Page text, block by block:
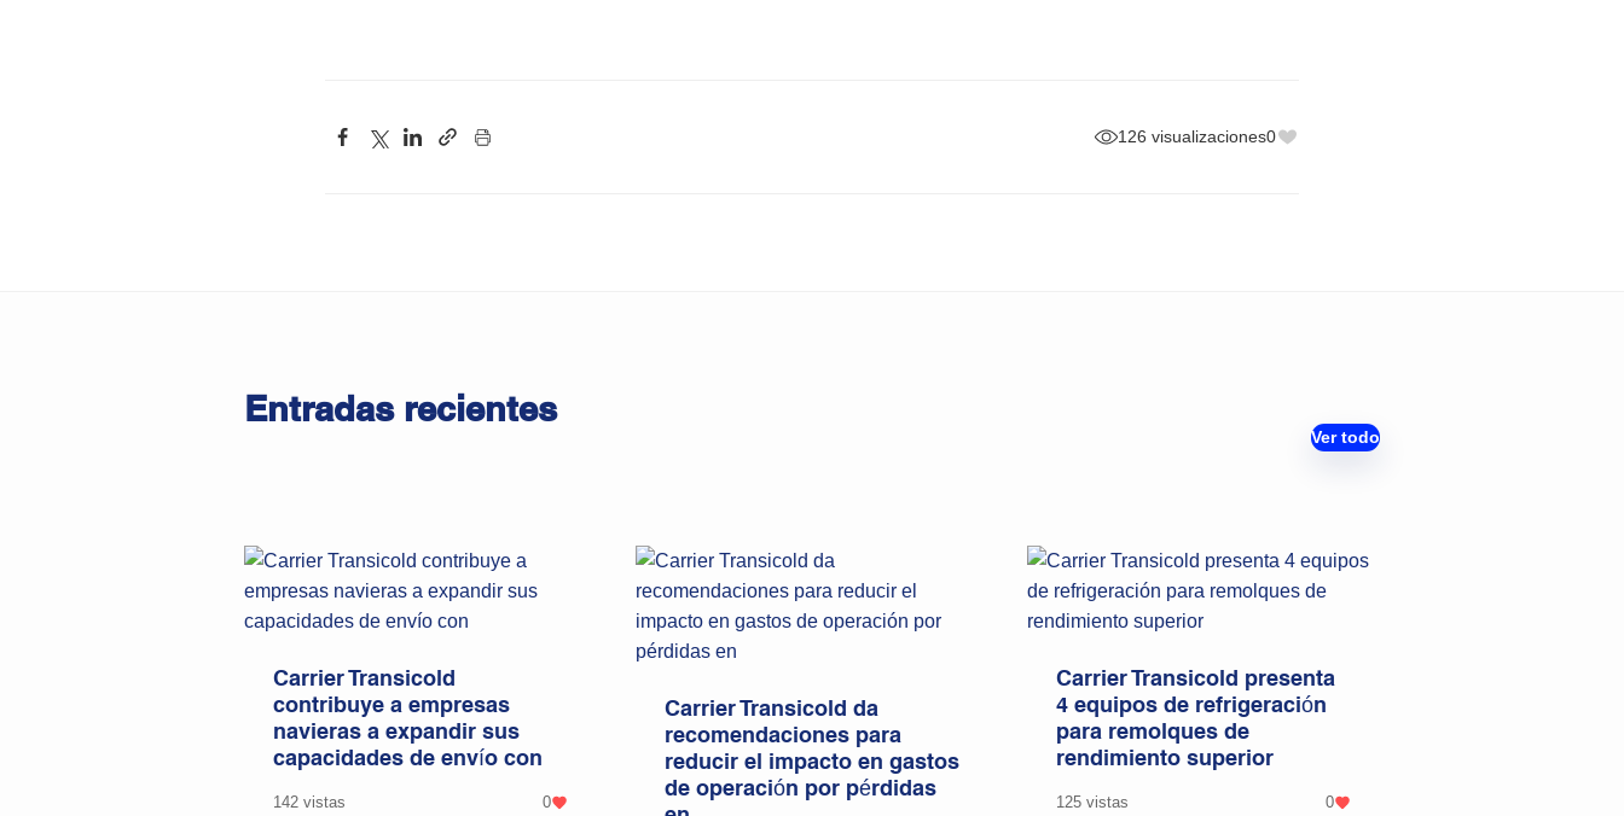
126 visualizaciones0
Entradas recientes
Ver todo
Carrier Transicold
contribuye a empresas
navieras a expandir sus
capacidades de envío con
142 vistas 0
Carrier Transicold da
recomendaciones para
reducir el impacto en gastos
de operación por pérdidas
Carrier Transicold presenta
4 equipos de refrigeración
para remolques de
rendimiento superior
125 vistas 0